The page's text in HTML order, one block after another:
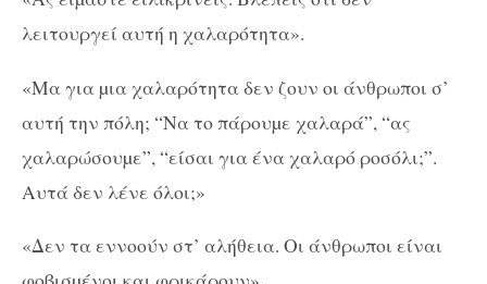
λειτουργεί αυτή η χαλαρότητα».
«Μα για µια χαλαρότητα δεν ζουν οι άνθρωποι σ’
αυτή την πόλη; “Να το πάρουµε χαλαρά”, “ας
χαλαρώσουµε”, “είσαι για ένα χαλαρό ροσόλι;”.
Αυτά δεν λένε όλοι;»
«Δεν τα εννοούν στ’ αλήθεια. Οι άνθρωποι είναι